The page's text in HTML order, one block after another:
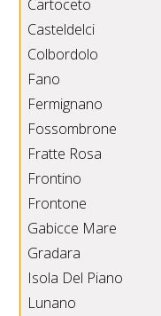
Cartoceto
Casteldelci
Colbordolo
Fano
Fermignano
Fossombrone
Fratte Rosa
Frontino
Frontone
Gabicce Mare
Gradara
Isola Del Piano
Lunano